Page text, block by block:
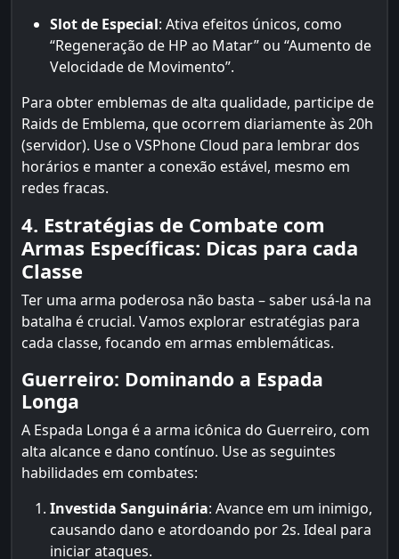
Slot de Especial: Ativa efeitos únicos, como
“Regeneração de HP ao Matar” ou “Aumento de
Velocidade de Movimento”.
Para obter emblemas de alta qualidade, participe de
Raids de Emblema, que ocorrem diariamente às 20h
(servidor). Use o VSPhone Cloud para lembrar dos
horários e manter a conexão estável, mesmo em
redes fracas.
4. Estratégias de Combate com
Armas Específicas: Dicas para cada
Classe
Ter uma arma poderosa não basta – saber usá-la na
batalha é crucial. Vamos explorar estratégias para
cada classe, focando em armas emblemáticas.
Guerreiro: Dominando a Espada
Longa
A Espada Longa é a arma icônica do Guerreiro, com
alta alcance e dano contínuo. Use as seguintes
habilidades em combates:
Investida Sanguinária: Avance em um inimigo,
causando dano e atordoando por 2s. Ideal para
iniciar ataques.